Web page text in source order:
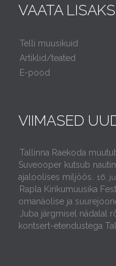
VAATA LISAKS
Telli muusikuid
Artiklid/teated
E-pood
VIIMASED
Tallinna Raekoda
Suveooper kutsub
ajaloolises miljöös.
16.
Rapla Kirikumuusika
omanäolise ja
Juba järgmisel nädalal
kontsert-etendustega